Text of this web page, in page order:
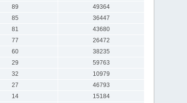
89
49364
85
36447
81
43680
77
26472
60
38235
29
59763
32
10979
27
46793
14
15184